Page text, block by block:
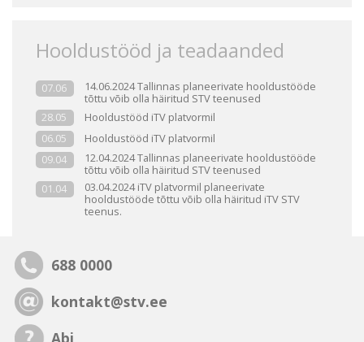
Hooldustööd ja teadaanded
07.06
14.06.2024 Tallinnas planeerivate hooldustööde
tõttu võib olla häiritud STV teenused
28.05
Hooldustööd iTV platvormil
06.05
Hooldustööd iTV platvormil
09.04
12.04.2024 Tallinnas planeerivate hooldustööde
tõttu võib olla häiritud STV teenused
01.04
03.04.2024 iTV platvormil planeerivate
hooldustööde tõttu võib olla häiritud iTV STV
teenus.
688 0000
kontakt@stv.ee
Abi